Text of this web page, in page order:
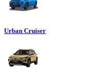
Urban Cruiser